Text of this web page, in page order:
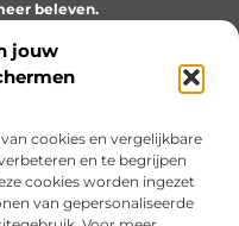
jouw
cookies en vergelijkbare
en te begrijpen
cookies worden ingezet
van gepersonaliseerde
beleven.
maakt.